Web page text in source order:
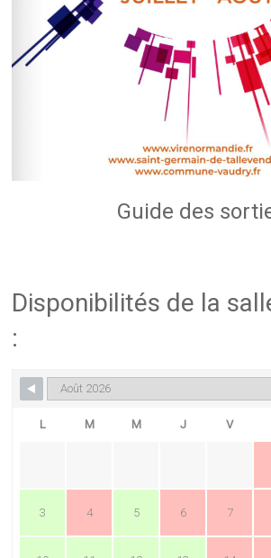
Guide des
Disponibilités de la
:
L M M J V
3 4 5 6 7